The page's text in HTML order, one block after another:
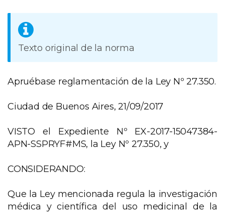
Texto original de la norma
Apruébase reglamentación de la Ley Nº 27.350.
Ciudad de Buenos Aires, 21/09/2017
VISTO el Expediente Nº EX-2017-15047384-
APN-SSPRYF#MS, la Ley Nº 27.350, y
CONSIDERANDO:
Que la Ley mencionada regula la investigación
médica y científica del uso medicinal de la